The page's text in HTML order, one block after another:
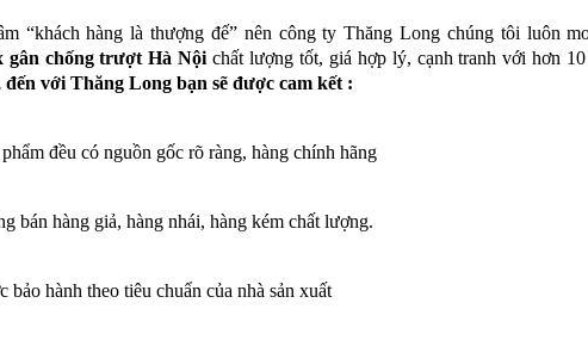
“khách hàng là thượng đế” nên công ty Thăng Long chúng tôi luôn
gân chống trượt Hà Nội chất lượng tốt, giá hợp lý, cạnh tranh với hơn
đến với Thăng Long bạn sẽ được cam kết :
đều có nguồn gốc rõ ràng, hàng chính hãng
bán hàng giả, hàng nhái, hàng kém chất lượng.
bảo hành theo tiêu chuẩn của nhà sản xuất